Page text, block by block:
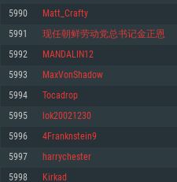
Mémoire: 4 GB
Carte graphique supportant DirectX
GeForce GTX 660. La résolution
Connection: Connexion Internet à haut
Disque dur: 23.1 Go (client minimal)
Recommandée
pas supportés)
Mémoire: 6 GB
Carte graphique: Intel Iris Pro 5200
résolution minimale supportée par le
Connection: Connexion Internet à haut
Disque dur: 62,2 Go (client minimal)
Recommandée
OS: Mac OS Big Sur 11.0 ou plus récent
Mémoire: 4 GB
Carte graphique: NVIDIA 660 avec
de même pour AMD (La résolution
720p)
Connection: Connexion Internet à haut
Disque dur: 62,2 Go (client minimal)
Recommandée
OS: Ubuntu 20.04 64bit
5990 Matt_Crafty
5991 现任朝鲜劳动党总书记金正恩
5992 MANDALIN12
5993 MaxVonShadow
5994 Tocadrop
5995 lok20021230
5996 4Franknstein9
5997 harrychester
5998 Kirkad